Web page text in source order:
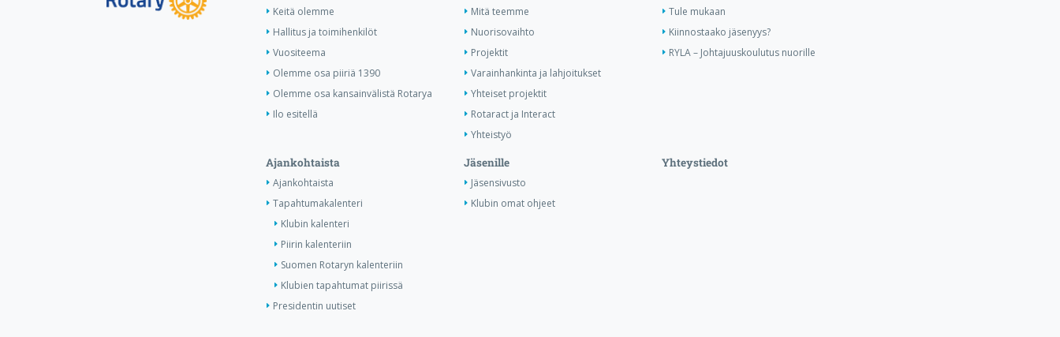
Keitä olemme
Hallitus ja toimihenkilöt
Vuositeema
Olemme osa piiriä 1390
Olemme osa kansainvälistä Rotarya
Ilo esitellä
Mitä teemme
Nuorisovaihto
Projektit
Varainhankinta ja lahjoitukset
Yhteiset projektit
Rotaract ja Interact
Yhteistyö
Tule mukaan
Kiinnostaako jäsenyys?
RYLA – Johtajuuskoulutus nuorille
Ajankohtaista
Ajankohtaista
Tapahtumakalenteri
Klubin kalenteri
Piirin kalenteriin
Suomen Rotaryn kalenteriin
Klubien tapahtumat piirissä
Presidentin uutiset
Jäsenille
Jäsensivusto
Klubin omat ohjeet
Yhteystiedot